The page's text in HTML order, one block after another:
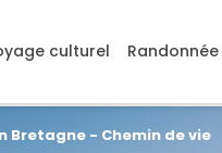
culturel
Bretagne - Chemin de vie